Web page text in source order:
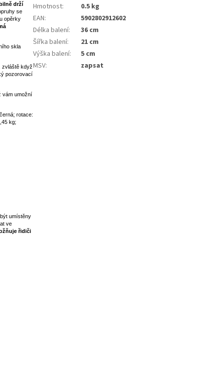
drží
se
opěrky
skla
zvláště když
pozorovací
vám umožní
rotace:
kg;
umístěny
ve
řidiči
Hmotnost:
0.5 kg
EAN:
5902802912602
Délka balení:
36 cm
Šířka balení:
21 cm
Výška balení:
5 cm
MSV: zapsat